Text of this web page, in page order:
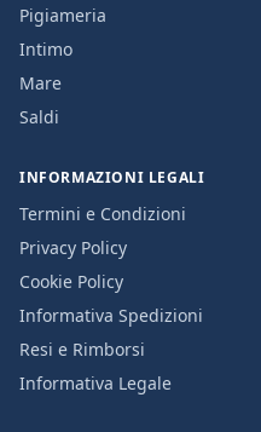
Pigiameria
Intimo
Mare
Saldi
INFORMAZIONI LEGALI
Termini e Condizioni
Privacy Policy
Cookie Policy
Informativa Spedizioni
Resi e Rimborsi
Informativa Legale